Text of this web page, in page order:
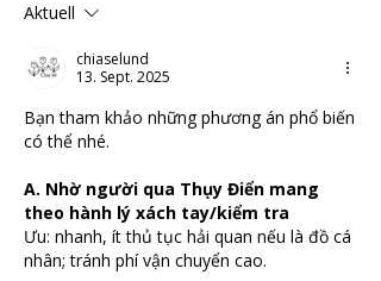
Aktuell
chiaselund
13. Sept. 2025
Bạn tham khảo những phương án phổ biến
có thể nhé.
A. Nhờ người qua Thụy Điển mang
theo hành lý xách tay/kiểm tra
Ưu: nhanh, ít thủ tục hải quan nếu là đồ cá
nhân; tránh phí vận chuyển cao.